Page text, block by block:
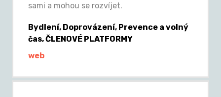
sami a mohou se rozvíjet.
Bydlení, Doprovázení, Prevence a volný
čas, ČLENOVÉ PLATFORMY
web